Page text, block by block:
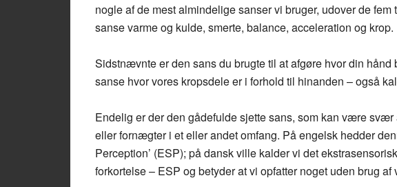
nogle af de mest almindelige sanser vi bruger, udover de
sanse varme og kulde, smerte, balance, acceleration og krop.
Sidstnævnte er den sans du brugte til at afgøre hvor din hånd
sanse hvor vores kropsdele er i forhold til hinanden – også
Endelig er der den gådefulde sjette sans, som kan være
eller fornægter i et eller andet omfang. På engelsk hedder
Perception’ (ESP); på dansk ville kalder vi det
forkortelse – ESP og betyder at vi opfatter noget uden brug af